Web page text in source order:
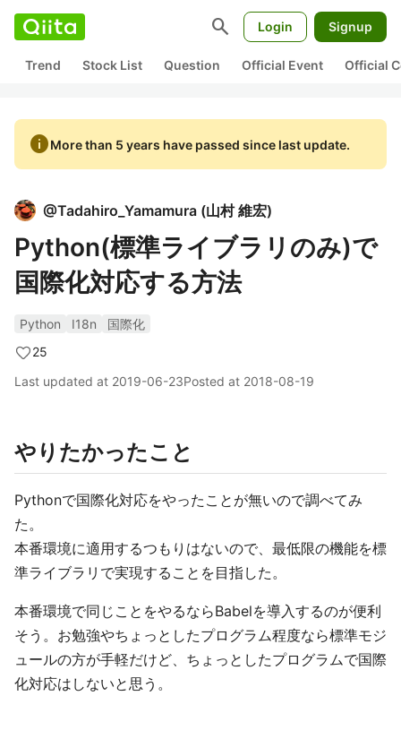
search Login Signup
Trend Stock List Question Official Event Official
infoMore than 5 years have passed since last update.
@Tadahiro_Yamamura (山村 維宏)
Python(標準ライブラリのみ)で
国際化対応する方法
Python I18n
国際化
25
Last updated at 2019-06-23Posted at 2018-08-19
やりたかったこと
Pythonで国際化対応をやったことが無いので調べてみ
た。
本番環境に適用するつもりはないので、最低限の機能を標
準ライブラリで実現することを目指した。
本番環境で同じことをやるならBabelを導入するのが便利
そう。お勉強やちょっとしたプログラム程度なら標準モジ
ュールの方が手軽だけど、ちょっとしたプログラムで国際
化対応はしないと思う。